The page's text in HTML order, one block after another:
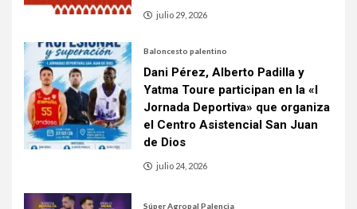
julio 29, 2026
Baloncesto palentino
Dani Pérez, Alberto Padilla y
Yatma Toure participan en la «I
Jornada Deportiva» que organiza
el Centro Asistencial San Juan
de Dios
julio 24, 2026
Súper Agropal Palencia